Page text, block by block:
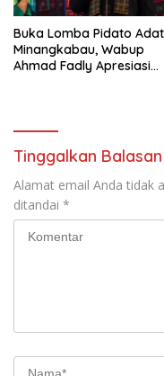
Buka Lomba Pidato Adat
Minangkabau, Wabup
Ahmad Fadly Apresiasi
Tinggalkan Balasan
Alamat email Anda tidak
ditandai *